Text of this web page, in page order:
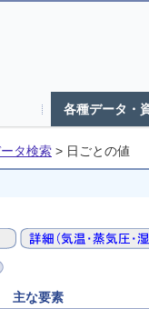
各種データ・
タ検索 > 日ごとの値
主な要素